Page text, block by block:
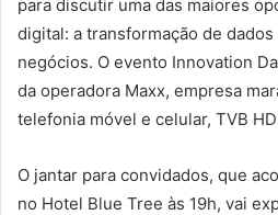
para discutir uma das maiores
digital: a transformação de
negócios. O evento Innovation
da operadora Maxx, empresa
telefonia móvel e celular, TVB
O jantar para convidados, que
no Hotel Blue Tree às 19h, vai